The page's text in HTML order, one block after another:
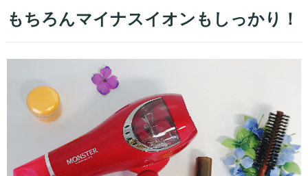
もちろんマイナスイオンもしっかり！